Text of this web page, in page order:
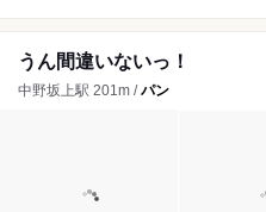
うん間違いないっ！
中野坂上駅 201m /パン